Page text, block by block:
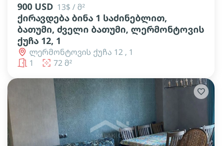
900 USD 13$ / მ²
ქირავდება ბინა 1 საძინებლით,
ბათუმი, ძველი ბათუმი, ლერმონტოვის
ქუჩა 12, 1
ლერმონტოვის ქუჩა 12 , 1
1
72 მ²